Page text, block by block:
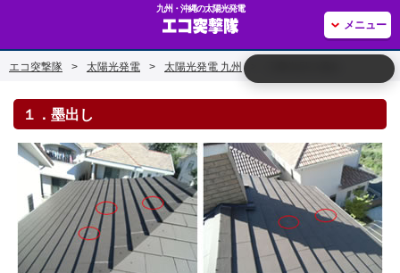
九州・沖縄の太陽光発電
メニュー
エコ突撃隊 > 太陽光発電 > 太陽光発電 九州
１．墨出し